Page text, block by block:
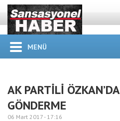
MENÜ
AK PARTİLİ
GÖNDERME
06 Mart 2017 - 17:16